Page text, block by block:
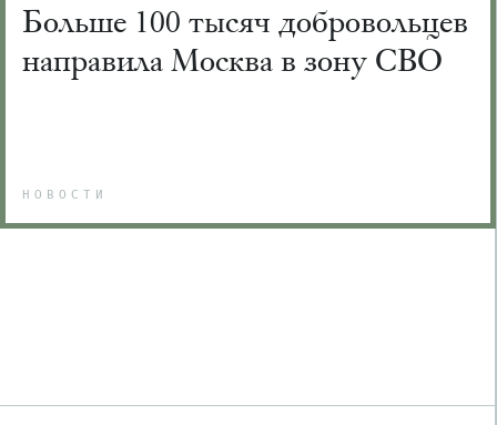
Больше 100 тысяч добровольцев
направила Москва в зону СВО
НОВОСТИ